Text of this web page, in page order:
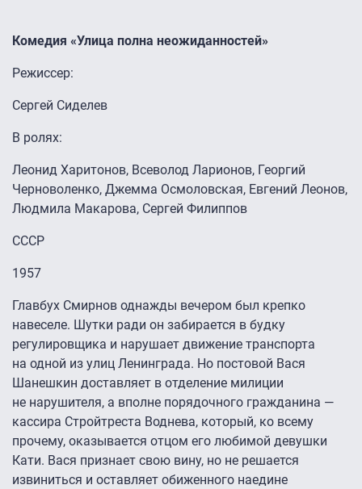
Комедия «Улица полна неожиданностей»
Режиссер:
Сергей Сиделев
В ролях:
Леонид Харитонов, Всеволод Ларионов, Георгий
Черноволенко, Джемма Осмоловская, Евгений Леонов,
Людмила Макарова, Сергей Филиппов
СССР
1957
Главбух Смирнов однажды вечером был крепко
навеселе. Шутки ради он забирается в будку
регулировщика и нарушает движение транспорта
на одной из улиц Ленинграда. Но постовой Вася
Шанешкин доставляет в отделение милиции
не нарушителя, а вполне порядочного гражданина —
кассира Стройтреста Воднева, который, ко всему
прочему, оказывается отцом его любимой девушки
Кати. Вася признает свою вину, но не решается
извиниться и оставляет обиженного наедине